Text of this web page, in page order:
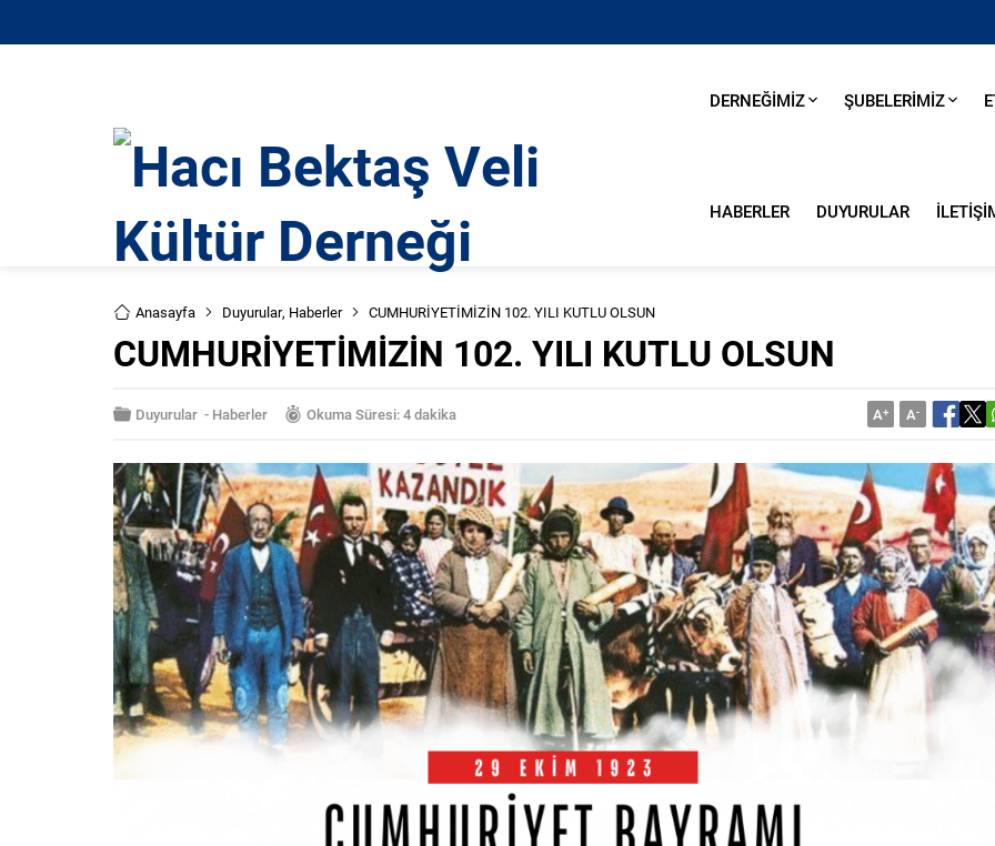
DERNEĞİMİZ ŞUBELERİMİZ
HABERLER DUYURULAR
Anasayfa Duyurular, Haberler CUMHURİYETİMİZİN 102. YILI KUTLU OLSUN
CUMHURİYETİMİZİN 102. YILI KUTLU OLSUN
Duyurular - Haberler Okuma Süresi: 4 dakika A+ A-